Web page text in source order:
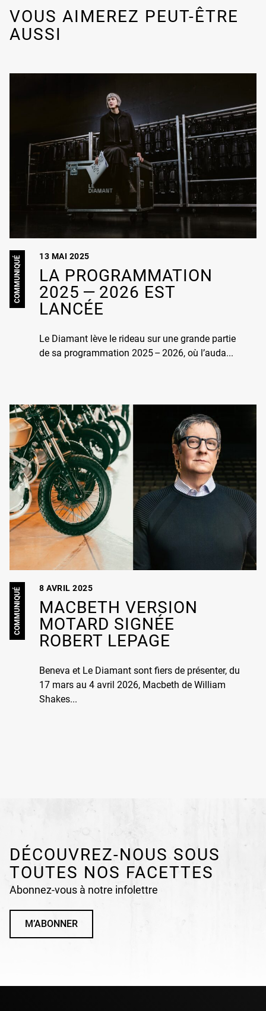
VOUS AIMEREZ PEUT-ÊTRE
AUSSI
COMMUNIQUÉ
LA PROGRAMMA­­­­­­­TION
2025 — 2026 EST
LANCÉE
13 MAI 2025
Le Diamant lève le rideau sur une grande partie
de sa programmation 2025 – 2026, où l’auda...
COMMUNIQUÉ
MACBETH VERSION
MOTARD SIGNÉE
ROBERT LEPAGE
8 AVRIL 2025
Beneva et Le Diamant sont fiers de présenter, du
17 mars au 4 avril 2026, Macbeth de William
Shakes...
DÉCOUVREZ-NOUS SOUS
TOUTES NOS FACETTES
Abonnez-vous à notre infolettre
M’ABONNER